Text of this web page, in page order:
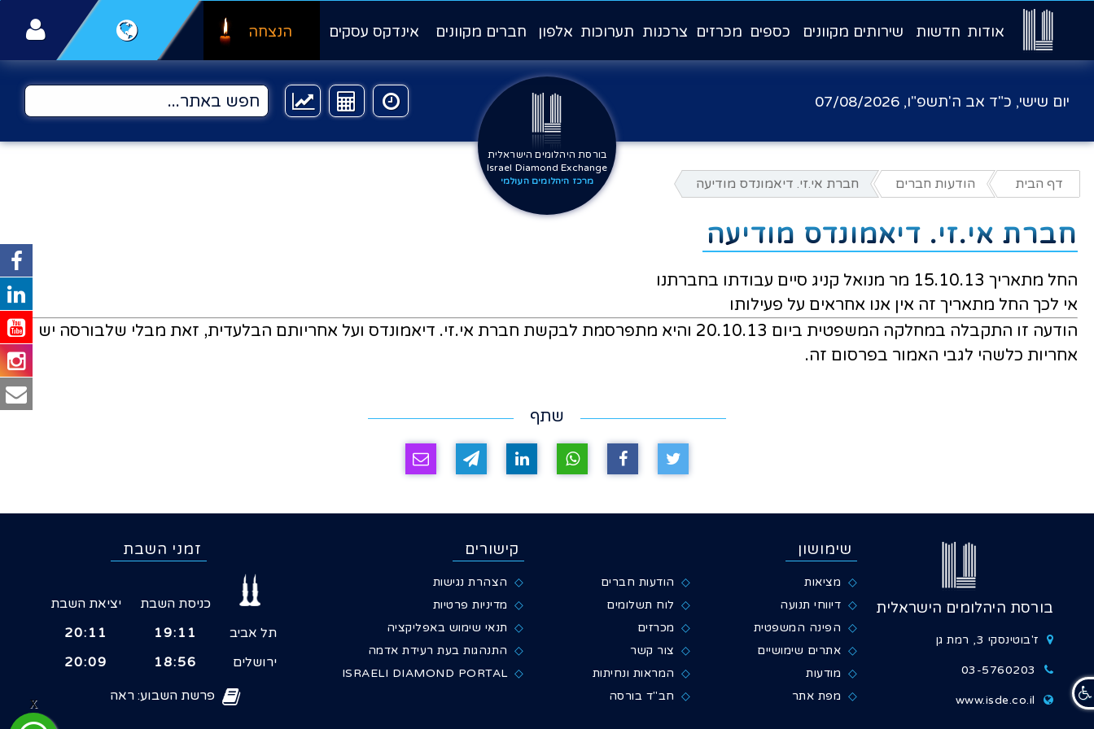
אודות חדשות שירותים מקוונים כספים מכרזים צרכנות תערוכות אלפון חברים מקוונים אינדקס עסקים הנצחה
יום שישי, כ"ד אב ה'תשפ"ו, 07/08/2026
בורסת היהלומים הישראלית
Israel Diamond Exchange
מרכז היהלומים העולמי דף הבית הודעות חברים חברת אי.זי. דיאמונדס מודיעה
חברת אי.זי. דיאמונדס מודיעה
החל מתאריך 15.10.13 מר מנואל קניג סיים עבודתו בחברתנו
אי לכך החל מתאריך זה אין אנו אחראים על פעילותו
הודעה זו התקבלה במחלקה המשפטית ביום 20.10.13 והיא מתפרסמת לבקשת חברת אי.זי. דיאמונדס ועל אחריותם הבלעדית, זאת מבלי שלבורסה יש
אחריות כלשהי לגבי האמור בפרסום זה.
שתף
בורסת היהלומים הישראלית
ז'בוטינסקי 3, רמת גן
03-5760203
www.isde.co.il
שימושון
מציאות
הודעות חברים
דיווחי תנועה
לוח תשלומים
הפינה המשפטית
מכרזים
אתרים שימושיים
צור קשר
מודעות
המראות ונחיתות
מפת אתר
חב"ד בורסה
קישורים
הצהרת נגישות
מדיניות פרטיות
תנאי שימוש באפליקציה
התנהגות בעת רעידת אדמה
ISRAELI DIAMOND PORTAL
זמני השבת
כניסת השבת
יציאת השבת
תל אביב
19:11
20:11
ירושלים
18:56
20:09
פרשת השבוע: ראה
X